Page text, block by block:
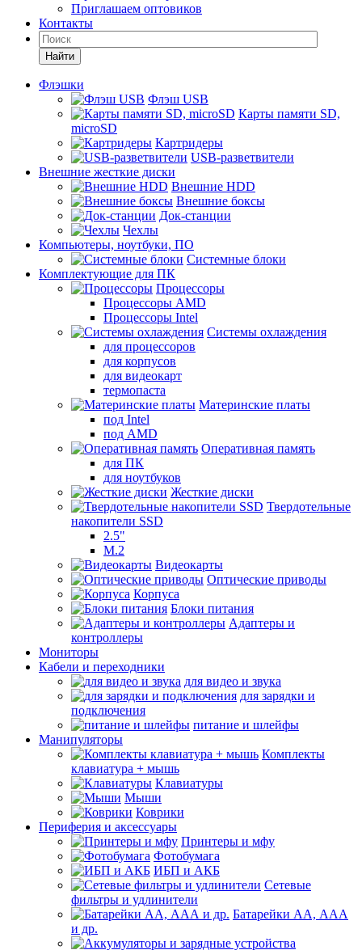
Приглашаем оптовиков
Контакты
Найти
Флэшки
Флэш USB
Карты памяти SD,
microSD
Картридеры
USB-разветвители
Внешние жесткие диски
Внешние HDD
Внешние боксы
Док-станции
Чехлы
Компьютеры, ноутбуки, ПО
Системные блоки
Комплектующие для ПК
Процессоры
Процессоры AMD
Процессоры Intel
Системы охлаждения
для процессоров
для корпусов
для видеокарт
термопаста
Материнские платы
под Intel
под AMD
Оперативная память
для ПК
для ноутбуков
Жесткие диски
Твердотельные
накопители SSD
2.5"
M.2
Видеокарты
Оптические приводы
Корпуса
Блоки питания
Адаптеры и
контроллеры
Мониторы
Кабели и переходники
для видео и звука
для зарядки и
подключения
питание и шлейфы
Манипуляторы
Комплекты
клавиатура + мышь
Клавиатуры
Мыши
Коврики
Периферия и аксессуары
Принтеры и мфу
Фотобумага
ИБП и АКБ
Сетевые
фильтры и удлинители
Батарейки АА, ААА
и др.